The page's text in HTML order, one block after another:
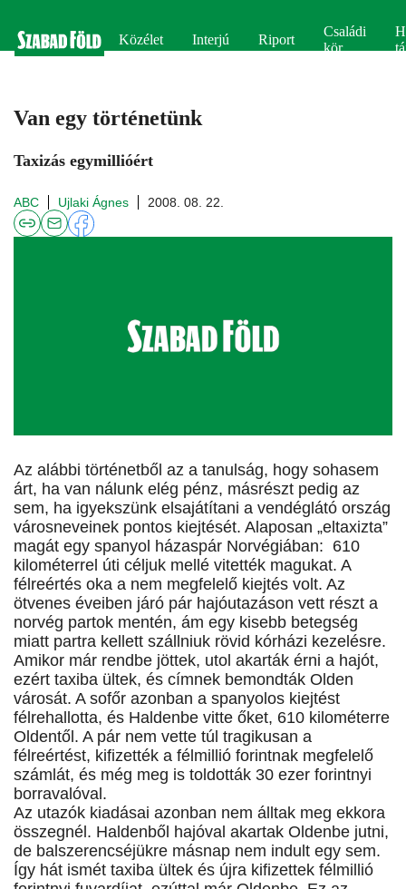
Közélet Interjú Riport
Családi
kör
Van egy történetünk
Taxizás egymillióért
ABC Ujlaki Ágnes 2008. 08. 22.
Az alábbi történetből az a tanulság, hogy sohasem
árt, ha van nálunk elég pénz, másrészt pedig az
sem, ha igyekszünk elsajátítani a vendéglátó ország
városneveinek pontos kiejtését. Alaposan „eltaxizta”
magát egy spanyol házaspár Norvégiában: 610
kilométerrel úti céljuk mellé vitették magukat. A
félreértés oka a nem megfelelő kiejtés volt. Az
ötvenes éveiben járó pár hajóutazáson vett részt a
norvég partok mentén, ám egy kisebb betegség
miatt partra kellett szállniuk rövid kórházi kezelésre.
Amikor már rendbe jöttek, utol akarták érni a hajót,
ezért taxiba ültek, és címnek bemondták Olden
városát. A sofőr azonban a spanyolos kiejtést
félrehallotta, és Haldenbe vitte őket, 610 kilométerre
Oldentől. A pár nem vette túl tragikusan a
félreértést, kifizették a félmillió forintnak megfelelő
számlát, és még meg is toldották 30 ezer forintnyi
borravalóval.
Az utazók kiadásai azonban nem álltak meg ekkora
összegnél. Haldenből hajóval akartak Oldenbe jutni,
de balszerencséjükre másnap nem indult egy sem.
Így hát ismét taxiba ültek és újra kifizettek félmillió